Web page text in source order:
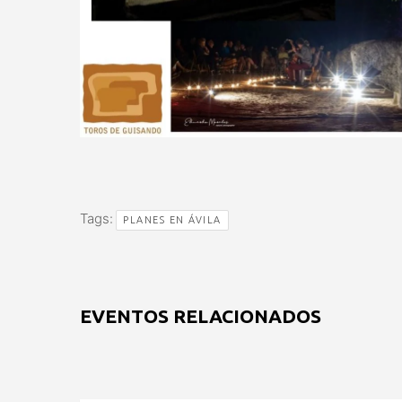
Tags: PLANES EN ÁVILA
EVENTOS RELACIONADOS